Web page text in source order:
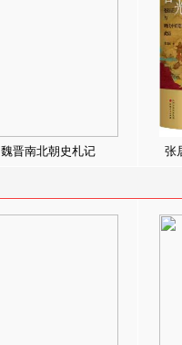
魏晋南北朝史札记 张